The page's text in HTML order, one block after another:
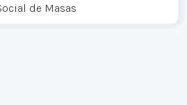
de Masas